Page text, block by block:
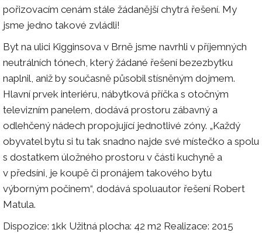
pořizovacím cenám stále žádanější chytrá řešení. My
jsme jedno takové zvládli!
Byt na ulici Kigginsova v Brně jsme navrhli v příjemných
neutrálních tónech, který žádané řešení bezezbytku
naplnil, aniž by současně působil stísněným dojmem.
Hlavní prvek interiéru, nábytková příčka s otočným
televizním panelem, dodává prostoru zábavný a
odlehčený nádech propojující jednotlivé zóny. „Každý
obyvatel bytu si tu tak snadno najde své místečko a spolu
s dostatkem úložného prostoru v části kuchyně a
v předsíni, je koupě či pronájem takového bytu
výborným počinem“, dodává spoluautor řešení Robert
Matula.
Dispozice: 1kk Užitná plocha: 42 m2 Realizace: 2015